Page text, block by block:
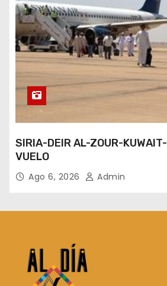
SIRIA-DEIR AL-ZOUR-KUWAIT-
VUELO
Ago 6, 2026 Admin